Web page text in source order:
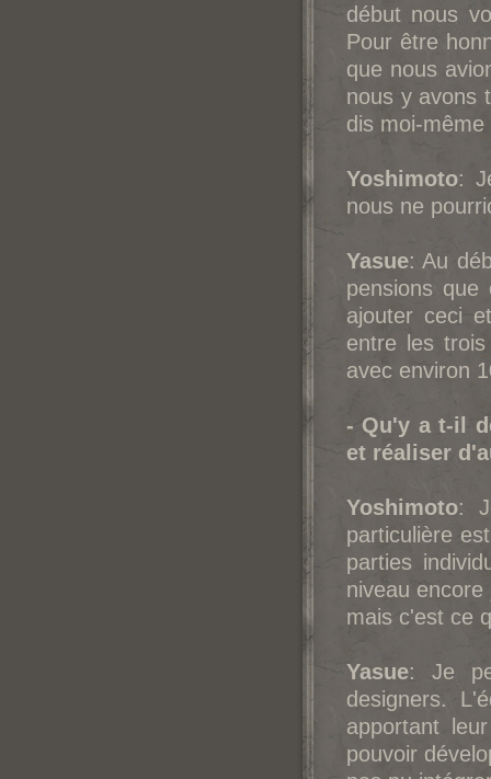
début nous
Pour être
que nous
nous y avons
dis moi-
Yoshimoto:
nous ne
Yasue: Au
pensions que
ajouter ceci
entre les
avec environ
- Qu'y a t-il
et réaliser
Yoshimoto:
particulière
parties
niveau
mais c'est ce
Yasue: Je
designers.
apportant
pouvoir